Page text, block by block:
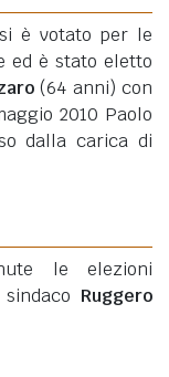
è votato per le
ed è stato eletto
(64 anni) con
2010 Paolo
dalla carica di
le elezioni
Ruggero